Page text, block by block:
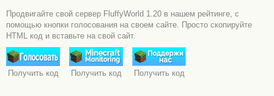
Продвигайте свой сервер FluffyWorld 1.20 в нашем рейтинге, с
помощью кнопки голосования на своем сайте. Просто скопируйте
HTML код и вставьте на свой сайт.
Получить код Получить код Получить код